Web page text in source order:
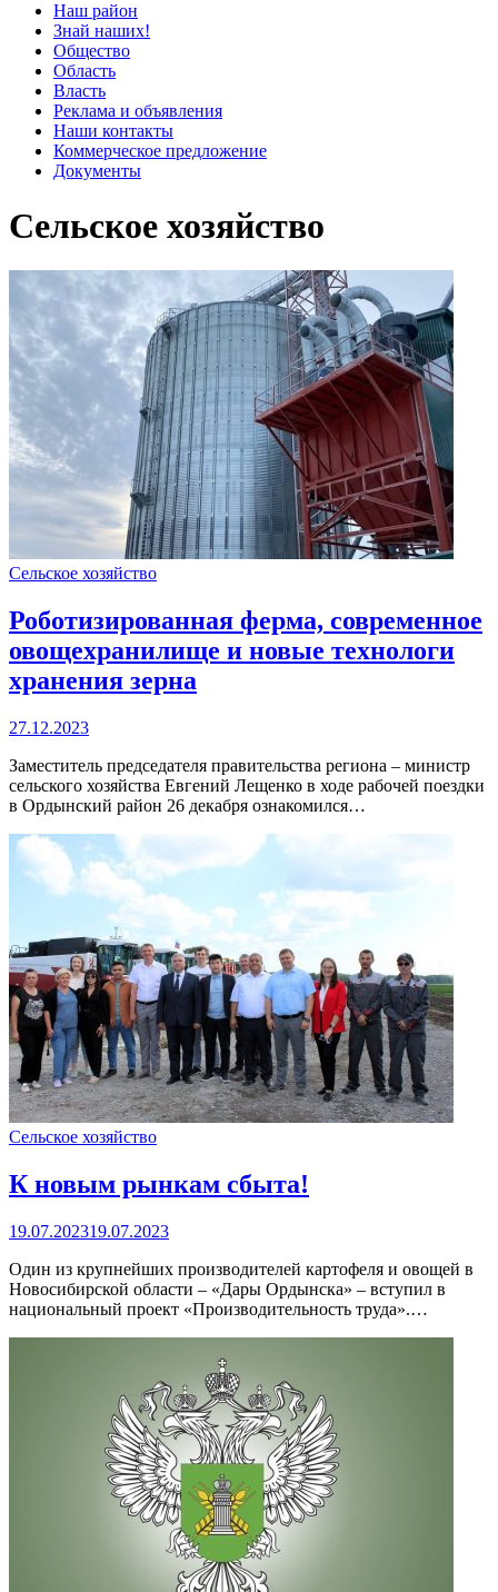
Наш район
Знай наших!
Общество
Область
Власть
Реклама и объявления
Наши контакты
Коммерческое предложение
Документы
Сельское хозяйство
Сельское хозяйство
Роботизированная ферма, современное
овощехранилище и новые технологи
хранения зерна
27.12.2023
Заместитель председателя правительства региона – министр
сельского хозяйства Евгений Лещенко в ходе рабочей поездки
в Ордынский район 26 декабря ознакомился…
Сельское хозяйство
К новым рынкам сбыта!
19.07.202319.07.2023
Один из крупнейших производителей картофеля и овощей в
Новосибирской области – «Дары Ордынска» – вступил в
национальный проект «Производительность труда».…